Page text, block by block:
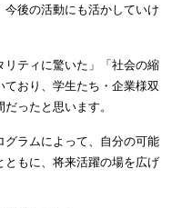
後の活動にも活かしていけ
ティに驚いた」「社会の縮
ており、学生たち・企業様双
ったと思います。
グラムによって、自分の可能
もに、将来活躍の場を広げ